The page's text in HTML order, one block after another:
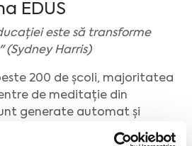
EDUS
este să transforme
(Sydney Harris)
200 de școli, majoritatea
de meditație din
generate automat și
elev. Deși itemii sunt diferiți